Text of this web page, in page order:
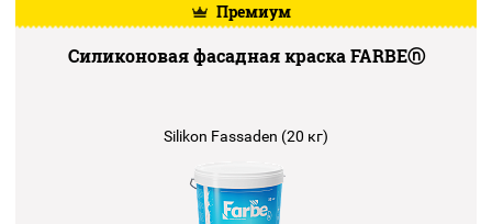
Премиум
Силиконовая фасадная краска FARBEⓝ
Silikon Fassaden (20 кг)